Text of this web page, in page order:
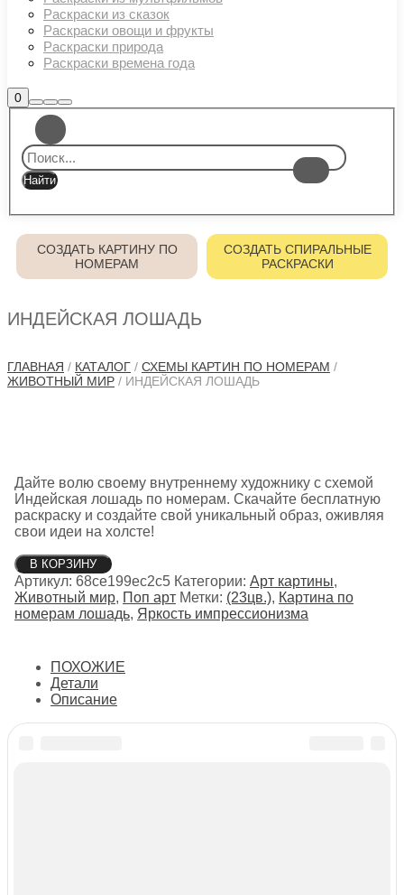
Раскраски из сказок
Раскраски овощи и фрукты
Раскраски природа
Раскраски времена года
0Боковая
панель
магазина
Найти
Больше
информации
Главное
меню
СОЗДАТЬ КАРТИНУ ПО
НОМЕРАМ
СОЗДАТЬ СПИРАЛЬНЫЕ
РАСКРАСКИ
ИНДЕЙСКАЯ ЛОШАДЬ
ГЛАВНАЯ / КАТАЛОГ / СХЕМЫ КАРТИН ПО НОМЕРАМ /
ЖИВОТНЫЙ МИР / ИНДЕЙСКАЯ ЛОШАДЬ
Дайте волю своему внутреннему художнику с схемой
Индейская лошадь по номерам. Скачайте бесплатную
раскраску и создайте свой уникальный образ, оживляя
свои идеи на холсте!
Количество
товара
Индейская
лошадь
В КОРЗИНУ
Артикул: 68ce199ec2c5 Категории: Арт картины,
Животный мир, Поп арт Метки: (23цв.), Картина по
номерам лошадь, Яркость импрессионизма
ПОХОЖИЕ
Детали
Описание